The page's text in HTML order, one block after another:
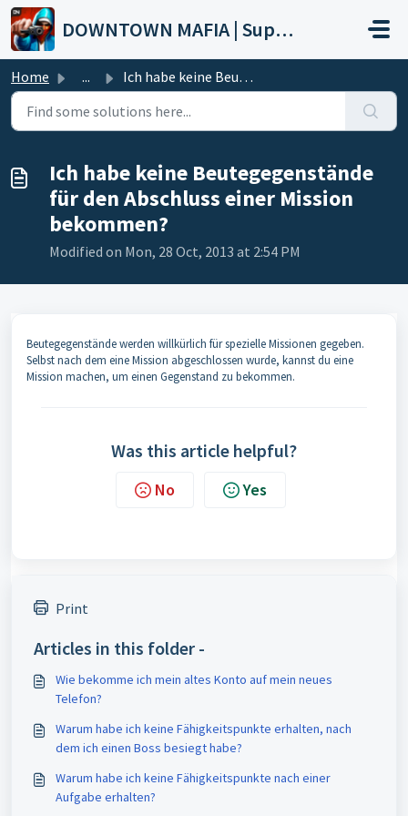
Skip to main content
DOWNTOWN MAFIA | Support
Home ... Ich habe keine Beutegegenstände für den Abschluss einer M...
Ich habe keine Beutegegenstände
für den Abschluss einer Mission
bekommen?
Modified on Mon, 28 Oct, 2013 at 2:54 PM
Beutegegenstände werden willkürlich für spezielle Missionen gegeben.
Selbst nach dem eine Mission abgeschlossen wurde, kannst du eine
Mission machen, um einen Gegenstand zu bekommen.
Was this article helpful?
No Yes
Print
Articles in this folder -
Wie bekomme ich mein altes Konto auf mein neues
Telefon?
Warum habe ich keine Fähigkeitspunkte erhalten, nach
dem ich einen Boss besiegt habe?
Warum habe ich keine Fähigkeitspunkte nach einer
Aufgabe erhalten?